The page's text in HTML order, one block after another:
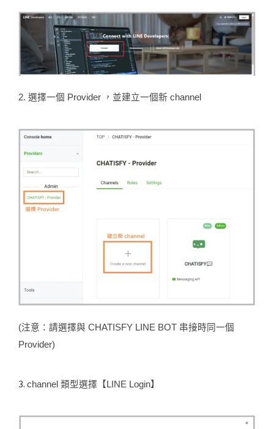
2. 選擇一個 Provider ，並建立一個新 channel
(注意：請選擇與 CHATISFY LINE BOT 串接時同一個
Provider)
3. channel 類型選擇【LINE Login】